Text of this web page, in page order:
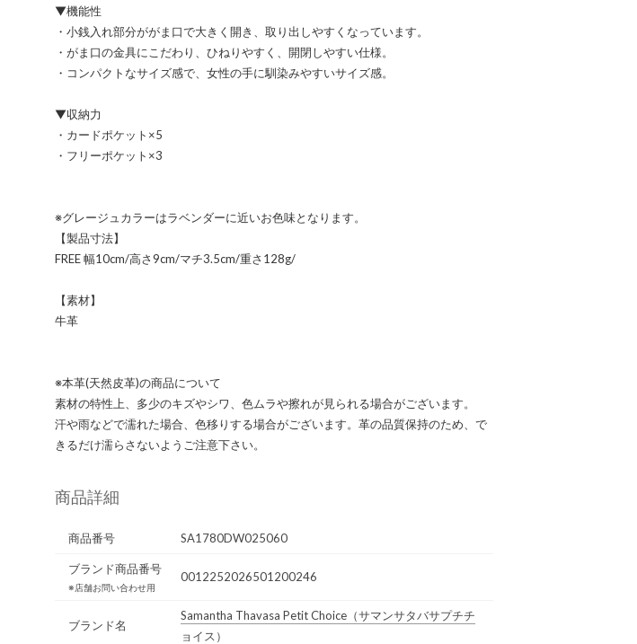
▼機能性
・小銭入れ部分ががま口で大きく開き、取り出しやすくなっています。
・がま口の金具にこだわり、ひねりやすく、開閉しやすい仕様。
・コンパクトなサイズ感で、女性の手に馴染みやすいサイズ感。
▼収納力
・カードポケット×5
・フリーポケット×3
※グレージュカラーはラベンダーに近いお色味となります。
【製品寸法】
FREE 幅10cm/高さ9cm/マチ3.5cm/重さ128g/
【素材】
牛革
※本革(天然皮革)の商品について
素材の特性上、多少のキズやシワ、色ムラや擦れが見られる場合がございます。
汗や雨などで濡れた場合、色移りする場合がございます。革の品質保持のため、で
きるだけ濡らさないようご注意下さい。
商品詳細
商品番号 SA1780DW025060
ブランド商品番号
※店舗お問い合わせ用
0012252026501200246
ブランド名
Samantha Thavasa Petit Choice （サマンサタバサプチチ
ョイス）